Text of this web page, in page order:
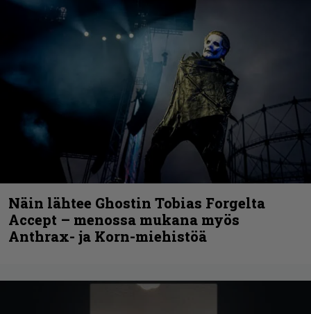
Näin lähtee Ghostin Tobias Forgelta
Accept – menossa mukana myös
Anthrax- ja Korn-miehistöä